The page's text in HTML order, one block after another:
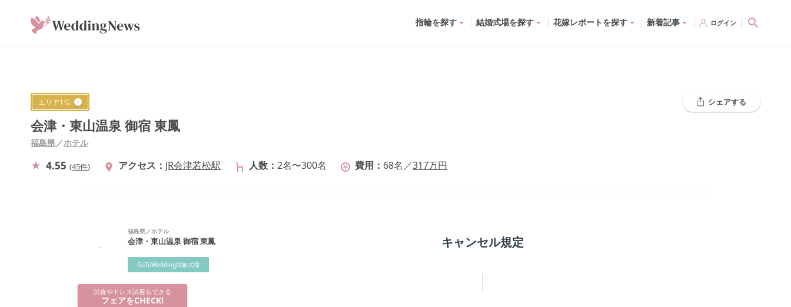
指輪を探す 結婚式場を探す 花嫁レポートを探す 新着記事 ログイン
エリア1位
会津・東山温泉 御宿 東鳳
福島県／ホテル
4.55 (45件) アクセス JR会津若松駅 人数 2名〜300名 費用 68名 ／317万円
シェアする
福島県／ホテル
会津・東山温泉 御宿 東鳳
GoToWedding対象式場
試食やドレス試着もできる
フェアをCHECK!
キャンセル規定